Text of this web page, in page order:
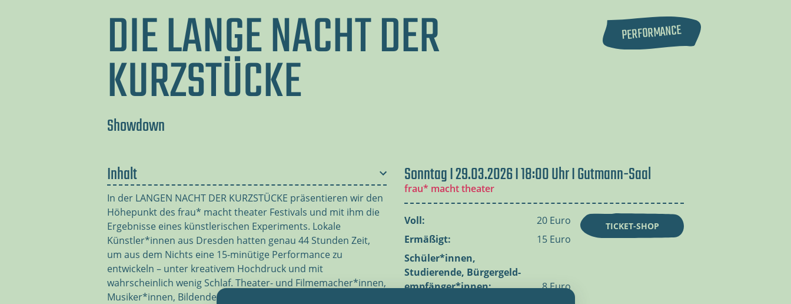
DIE LANGE NACHT DER
KURZSTÜCKE
Showdown
PERFORMANCE
Inhalt
In der LANGEN NACHT DER KURZSTÜCKE präsentieren wir den
Höhepunkt des frau* macht theater Festivals und mit ihm die
Ergebnisse eines künstlerischen Experiments. Lokale
Künstler*innen aus Dresden hatten genau 44 Stunden Zeit,
um aus dem Nichts eine 15-minütige Performance zu
entwickeln – unter kreativem Hochdruck und mit
wahrscheinlich wenig Schlaf. Theater- und Filmemacher*innen,
Musiker*innen, Bildende Künstler*innen und Crossover-
Sonntag I 29.03.2026 I 18:00 Uhr I Gutmann-Saal
frau* macht theater
Voll:
20 Euro
Ermäßigt:
15 Euro
Schüler*innen,
Studierende, Bürgergeld-
empfänger*innen:
8 Euro
TICKET-SHOP